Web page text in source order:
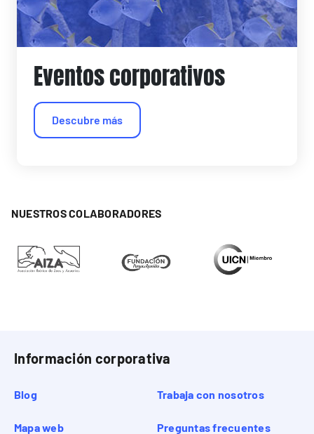
Eventos corporativos
Descubre más
NUESTROS COLABORADORES
Información corporativa
Blog Trabaja con nosotros
Mapa web Preguntas frecuentes